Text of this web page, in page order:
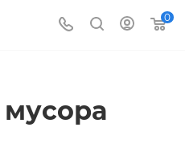
0